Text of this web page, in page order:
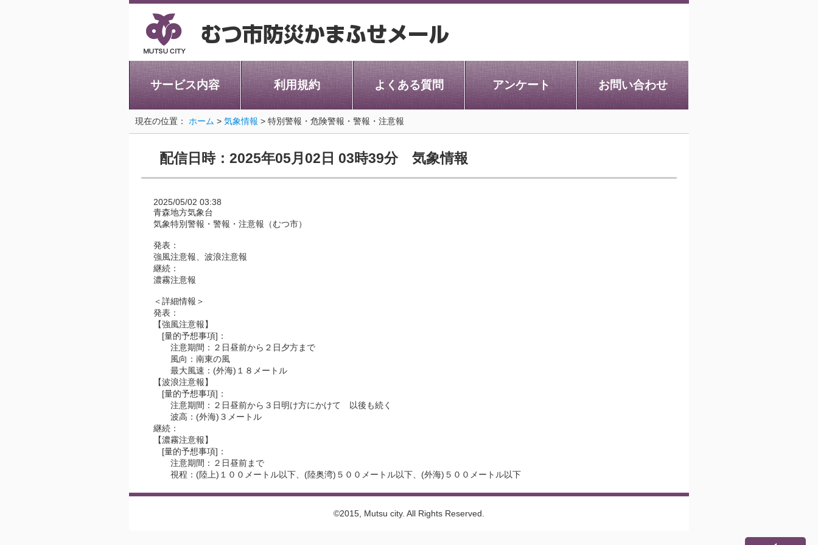
サービス内容 利用規約 よくある質問 アンケート お問い合わせ
現在の位置： ホーム > 気象情報 > 特別警報・危険警報・警報・注意報
配信日時：2025年05月02日 03時39分 気象情報
2025/05/02 03:38
青森地方気象台
気象特別警報・警報・注意報（むつ市）
発表：
強風注意報、波浪注意報
継続：
濃霧注意報
＜詳細情報＞
発表：
【強風注意報】
[量的予想事項]：
注意期間：２日昼前から２日夕方まで
風向：南東の風
最大風速：(外海)１８メートル
【波浪注意報】
[量的予想事項]：
注意期間：２日昼前から３日明け方にかけて 以後も続く
波高：(外海)３メートル
継続：
【濃霧注意報】
[量的予想事項]：
注意期間：２日昼前まで
視程：(陸上)１００メートル以下、(陸奥湾)５００メートル以下、(外海)５００メートル以下
©2015, Mutsu city. All Rights Reserved.